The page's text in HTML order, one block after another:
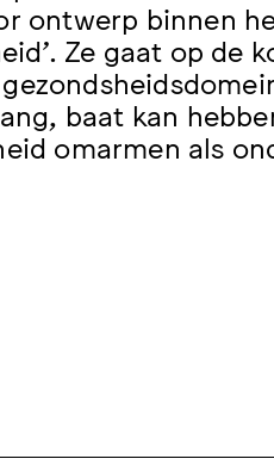
ontwerp binnen
Ze gaat op de
baat kan
omarmen als